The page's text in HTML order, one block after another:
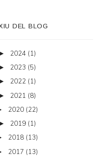
DEL BLOG
► 2024 (1)
► 2023 (5)
► 2022 (1)
► 2021 (8)
2020 (22)
► 2019 (1)
2018 (13)
2017 (13)